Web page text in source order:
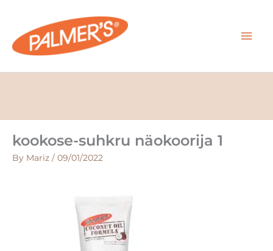
content
kookose-suhkru näokoorija 1
By Mariz / 09/01/2022